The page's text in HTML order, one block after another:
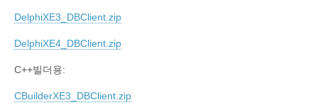
DelphiXE3_DBClient.zip
DelphiXE4_DBClient.zip
C++빌더용:
CBuilderXE3_DBClient.zip